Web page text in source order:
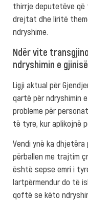
thirrje deputetëve
drejtat dhe liritë
ndryshime.
Ndër vite
ndryshimin e gjinisë
Ligji aktual për
qartë për ndryshimin
probleme për
të tyre, kur aplikojnë
Vendi ynë ka
përballen me trajtim
është sepse emri i
lartpërmendur do të
qoftë se këto